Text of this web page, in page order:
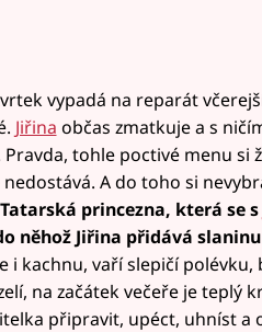
vypadá na reparát
Jiřina občas zmatkuje a s
tohle poctivé menu si
A do toho si
Tatarská princezna, která se s
něhož Jiřina přidává
i kachnu, vaří slepičí
na začátek večeře je teplý
připravit, upéct, uhníst a